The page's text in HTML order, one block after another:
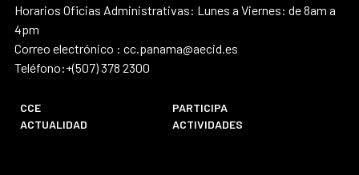
Horarios Oficias Administrativas: Lunes a Viernes: de 8am a
4pm
Correo electrónico : cc.panama@aecid.es
Teléfono:+(507) 378 2300
CCE
PARTICIPA
ACTUALIDAD
ACTIVIDADES